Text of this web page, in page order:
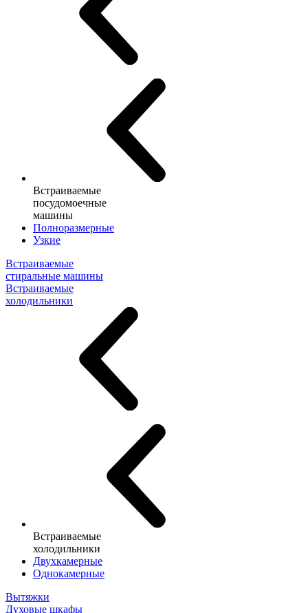
Встраиваемые
посудомоечные
машины
Полноразмерные
Узкие
Встраиваемые
стиральные машины
Встраиваемые
холодильники
Встраиваемые
холодильники
Двухкамерные
Однокамерные
Вытяжки
Духовые шкафы